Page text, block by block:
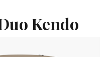
Kendo